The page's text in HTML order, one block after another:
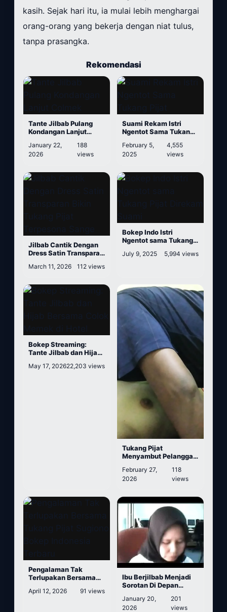
kasih. Sejak hari itu, ia mulai lebih menghargai
orang-orang yang bekerja dengan niat tulus,
tanpa prasangka.
Rekomendasi
Tante Jilbab Pulang
Kondangan Lanjut
January 22,
2026
188
views
Suami Rekam Istri
Ngentot Sama Tukang
February 5,
2025
4,555
views
Jilbab Cantik Dengan
Dress Satin Transparan
Terpesona Sange
March 11, 2026 112 views
Bokep Indo Istri
Ngentot sama Tukang
July 9, 2025 5,994 views
Bokep Streaming:
Tante Jilbab dan Hijab
di Hotel
May 17, 202622,203 views
Tukang Pijat
Menyambut Pelanggan
Menggoda
February 27,
2026
118
views
Pengalaman Tak
Terlupakan Bersama
Bokep Indonesia
April 12, 2026 91 views
Ibu Berjilbab Menjadi
Sorotan Di Depan
January 20,
2026
201
views